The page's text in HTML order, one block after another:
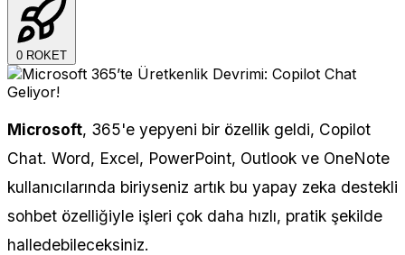
0 ROKET
Microsoft, 365'e yepyeni bir özellik geldi, Copilot
Chat. Word, Excel, PowerPoint, Outlook ve OneNote
kullanıcılarında biriyseniz artık bu yapay zeka destekli
sohbet özelliğiyle işleri çok daha hızlı, pratik şekilde
halledebileceksiniz.